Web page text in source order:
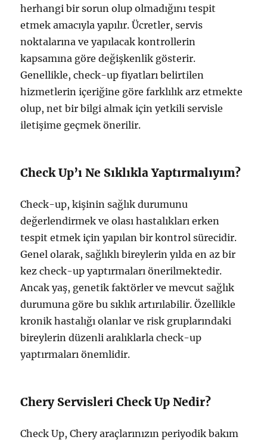
herhangi bir sorun olup olmadığını tespit
etmek amacıyla yapılır. Ücretler, servis
noktalarına ve yapılacak kontrollerin
kapsamına göre değişkenlik gösterir.
Genellikle, check-up fiyatları belirtilen
hizmetlerin içeriğine göre farklılık arz etmekte
olup, net bir bilgi almak için yetkili servisle
iletişime geçmek önerilir.
Check Up’ı Ne Sıklıkla Yaptırmalıyım?
Check-up, kişinin sağlık durumunu
değerlendirmek ve olası hastalıkları erken
tespit etmek için yapılan bir kontrol sürecidir.
Genel olarak, sağlıklı bireylerin yılda en az bir
kez check-up yaptırmaları önerilmektedir.
Ancak yaş, genetik faktörler ve mevcut sağlık
durumuna göre bu sıklık artırılabilir. Özellikle
kronik hastalığı olanlar ve risk gruplarındaki
bireylerin düzenli aralıklarla check-up
yaptırmaları önemlidir.
Chery Servisleri Check Up Nedir?
Check Up, Chery araçlarınızın periyodik bakım